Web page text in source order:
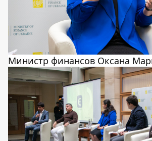
Министр финансов Оксана